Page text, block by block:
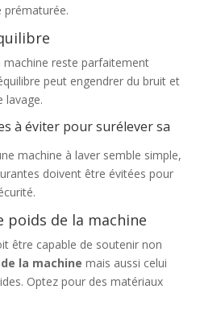
prématurée.
machine reste parfaitement
peut engendrer du bruit et
lavage.
à éviter pour surélever sa
machine à laver semble simple,
doivent être évitées pour
poids de la machine
être capable de soutenir non
la machine mais aussi celui
Optez pour des matériaux